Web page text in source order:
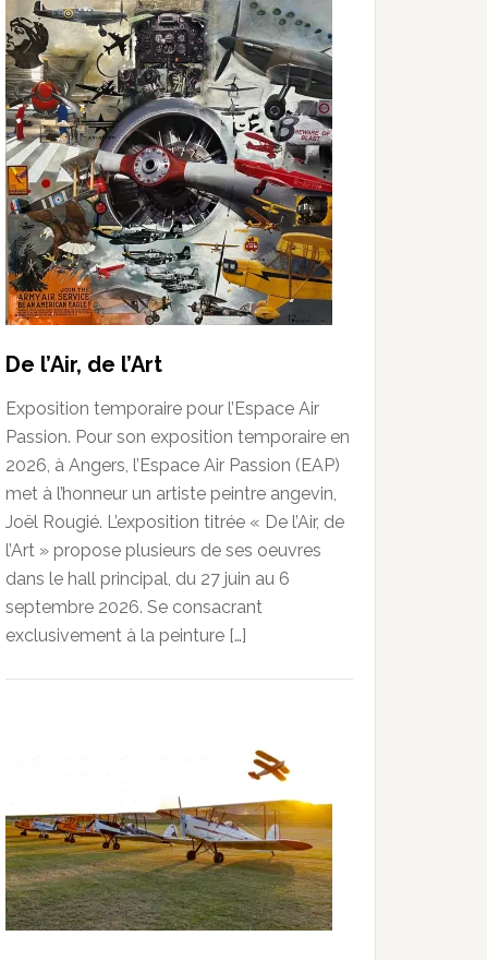
De l’Air, de l’Art
Exposition temporaire pour l’Espace Air
Passion. Pour son exposition temporaire en
2026, à Angers, l’Espace Air Passion (EAP)
met à l’honneur un artiste peintre angevin,
Joël Rougié. L’exposition titrée « De l’Air, de
l’Art » propose plusieurs de ses oeuvres
dans le hall principal, du 27 juin au 6
septembre 2026. Se consacrant
exclusivement à la peinture […]